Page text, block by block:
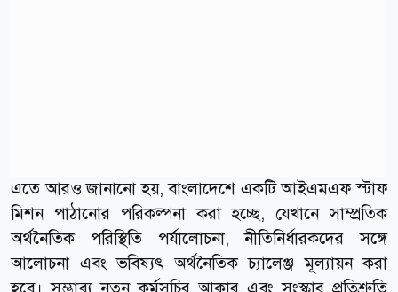
এতে আরও জানানো হয়, বাংলাদেশে একটি আইএমএফ স্টাফ
মিশন পাঠানোর পরিকল্পনা করা হচ্ছে, যেখানে সাম্প্রতিক
অর্থনৈতিক পরিস্থিতি পর্যালোচনা, নীতিনির্ধারকদের সঙ্গে
আলোচনা এবং ভবিষ্যৎ অর্থনৈতিক চ্যালেঞ্জ মূল্যায়ন করা